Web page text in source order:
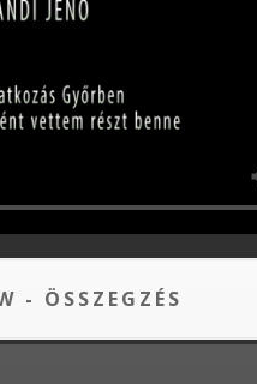
- ÖSSZEGZÉS